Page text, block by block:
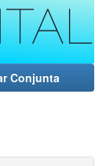
Conjunta